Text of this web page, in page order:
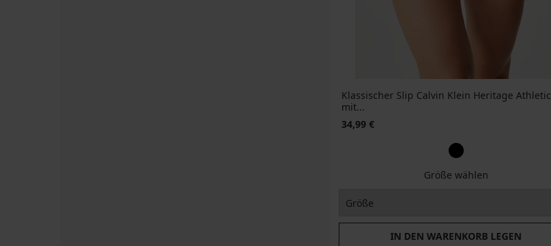
Klassischer Slip Calvin Klein Heritage Athletic
mit...
34,99 €
Größe wählen
IN DEN WARENKORB LEGEN